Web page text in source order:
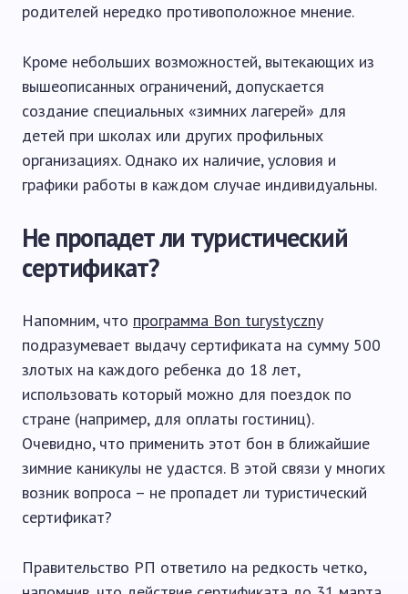
родителей нередко противоположное мнение.
Кроме небольших возможностей, вытекающих из
вышеописанных ограничений, допускается
создание специальных «зимних лагерей» для
детей при школах или других профильных
организациях. Однако их наличие, условия и
графики работы в каждом случае индивидуальны.
Не пропадет ли туристический
сертификат?
Напомним, что программа Bon turystyczny
подразумевает выдачу сертификата на сумму 500
злотых на каждого ребенка до 18 лет,
использовать который можно для поездок по
стране (например, для оплаты гостиниц).
Очевидно, что применить этот бон в ближайшие
зимние каникулы не удастся. В этой связи у многих
возник вопроса – не пропадет ли туристический
сертификат?
Правительство РП ответило на редкость четко,